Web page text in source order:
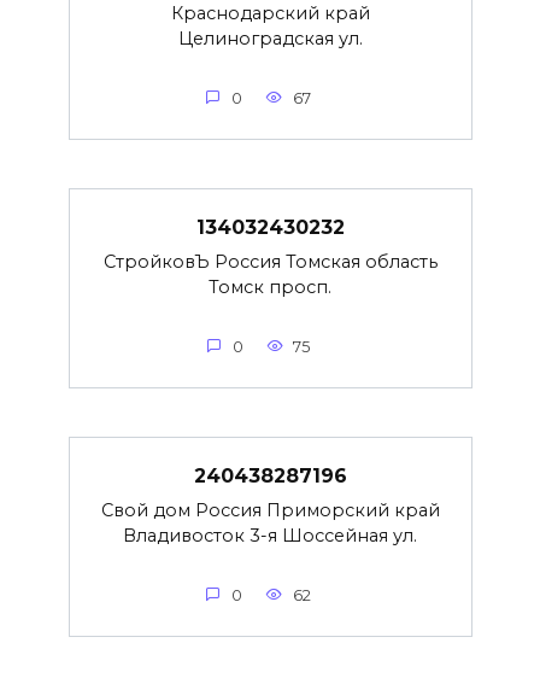
Краснодарский край
Целиноградская ул.
0 67
134032430232
СтройковЪ Россия Томская область
Томск просп.
0 75
240438287196
Свой дом Россия Приморский край
Владивосток 3-я Шоссейная ул.
0 62